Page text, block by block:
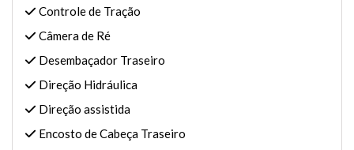
Controle de Tração
Câmera de Ré
Desembaçador Traseiro
Direção Hidráulica
Direção assistida
Encosto de Cabeça Traseiro